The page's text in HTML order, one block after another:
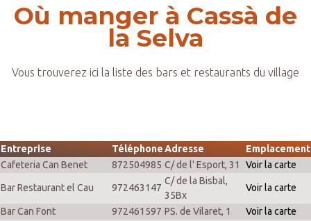
Où manger à Cassà de
la Selva
Vous trouverez ici la liste des bars et restaurants du village
Entreprise TéléphoneAdresse
Emplacement
Cafeteria Can Benet
872504985 C/ de l' Esport, 31 Voir la carte
Bar Restaurant el Cau 972463147
C/ de la Bisbal,
35Bx
Voir la carte
Bar Can Font 972461597 PS. de Vilaret, 1 Voir la carte